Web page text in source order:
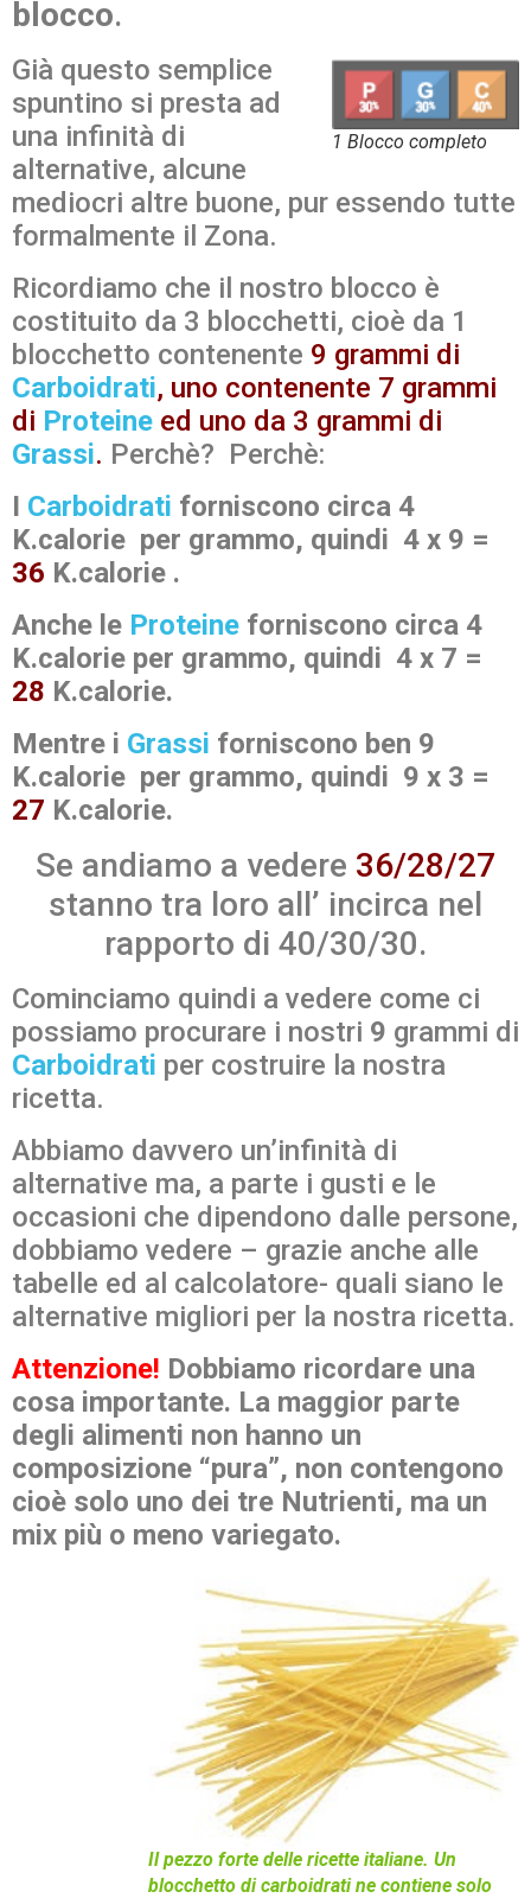
blocco.
1 Blocco completo
Già questo semplice
spuntino si presta ad
una infinità di
alternative, alcune
mediocri altre buone, pur essendo tutte
formalmente il Zona.
Ricordiamo che il nostro blocco è
costituito da 3 blocchetti, cioè da 1
blocchetto contenente 9 grammi di
Carboidrati, uno contenente 7 grammi
di Proteine ed uno da 3 grammi di
Grassi. Perchè? Perchè:
I Carboidrati forniscono circa 4
K.calorie per grammo, quindi 4 x 9 =
36 K.calorie .
Anche le Proteine forniscono circa 4
K.calorie per grammo, quindi 4 x 7 =
28 K.calorie.
Mentre i Grassi forniscono ben 9
K.calorie per grammo, quindi 9 x 3 =
27 K.calorie.
Se andiamo a vedere 36/28/27
stanno tra loro all’ incirca nel
rapporto di 40/30/30.
Cominciamo quindi a vedere come ci
possiamo procurare i nostri 9 grammi di
Carboidrati per costruire la nostra
ricetta.
Abbiamo davvero un’infinità di
alternative ma, a parte i gusti e le
occasioni che dipendono dalle persone,
dobbiamo vedere – grazie anche alle
tabelle ed al calcolatore- quali siano le
alternative migliori per la nostra ricetta.
Attenzione! Dobbiamo ricordare una
cosa importante. La maggior parte
degli alimenti non hanno un
composizione “pura”, non contengono
cioè solo uno dei tre Nutrienti, ma un
mix più o meno variegato.
Il pezzo forte delle ricette italiane. Un
blocchetto di carboidrati ne contiene solo